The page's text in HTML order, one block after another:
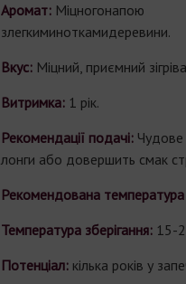
Аромат: Міцногонапою
злегкиминоткамидеревини.
Вкус:Міцний, приємний
Витримка:1 рік.
Рекомендації подачі:Чудове
лонги або довершить смак
Рекомендована температура
Температура зберігання:15-
Потенціал: кілька років у